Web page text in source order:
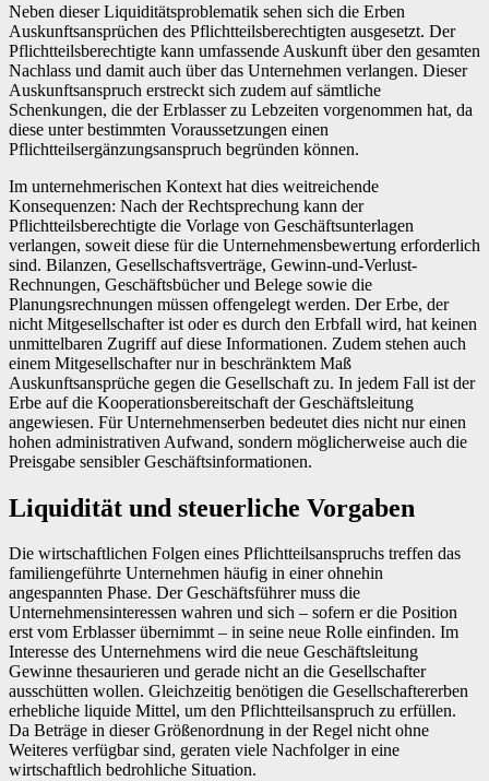
Neben dieser Liquiditätsproblematik sehen sich die Erben
Auskunftsansprüchen des Pflichtteilsberechtigten ausgesetzt. Der
Pflichtteilsberechtigte kann umfassende Auskunft über den gesamten
Nachlass und damit auch über das Unternehmen verlangen. Dieser
Auskunftsanspruch erstreckt sich zudem auf sämtliche
Schenkungen, die der Erblasser zu Lebzeiten vorgenommen hat, da
diese unter bestimmten Voraussetzungen einen
Pflichtteilsergänzungsanspruch begründen können.
Im unternehmerischen Kontext hat dies weitreichende
Konsequenzen: Nach der Rechtsprechung kann der
Pflichtteilsberechtigte die Vorlage von Geschäftsunterlagen
verlangen, soweit diese für die Unternehmensbewertung erforderlich
sind. Bilanzen, Gesellschaftsverträge, Gewinn-und-Verlust-
Rechnungen, Geschäftsbücher und Belege sowie die
Planungsrechnungen müssen offengelegt werden. Der Erbe, der
nicht Mitgesellschafter ist oder es durch den Erbfall wird, hat keinen
unmittelbaren Zugriff auf diese Informationen. Zudem stehen auch
einem Mitgesellschafter nur in beschränktem Maß
Auskunftsansprüche gegen die Gesellschaft zu. In jedem Fall ist der
Erbe auf die Kooperationsbereitschaft der Geschäftsleitung
angewiesen. Für Unternehmenserben bedeutet dies nicht nur einen
hohen administrativen Aufwand, sondern möglicherweise auch die
Preisgabe sensibler Geschäftsinformationen.
Liquidität und steuerliche Vorgaben
Die wirtschaftlichen Folgen eines Pflichtteilsanspruchs treffen das
familiengeführte Unternehmen häufig in einer ohnehin
angespannten Phase. Der Geschäftsführer muss die
Unternehmensinteressen wahren und sich – sofern er die Position
erst vom Erblasser übernimmt – in seine neue Rolle einfinden. Im
Interesse des Unternehmens wird die neue Geschäftsleitung
Gewinne thesaurieren und gerade nicht an die Gesellschafter
ausschütten wollen. Gleichzeitig benötigen die Gesellschaftererben
erhebliche liquide Mittel, um den Pflichtteilsanspruch zu erfüllen.
Da Beträge in dieser Größenordnung in der Regel nicht ohne
Weiteres verfügbar sind, geraten viele Nachfolger in eine
wirtschaftlich bedrohliche Situation.